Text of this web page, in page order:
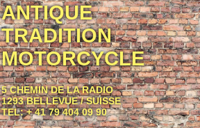
ANTIQUE
TRADITION
MOTORCYCLE
5 CHEMIN DE LA RADIO
1293 BELLEVUE / SUISSE
TEL: + 41 79 404 09 90